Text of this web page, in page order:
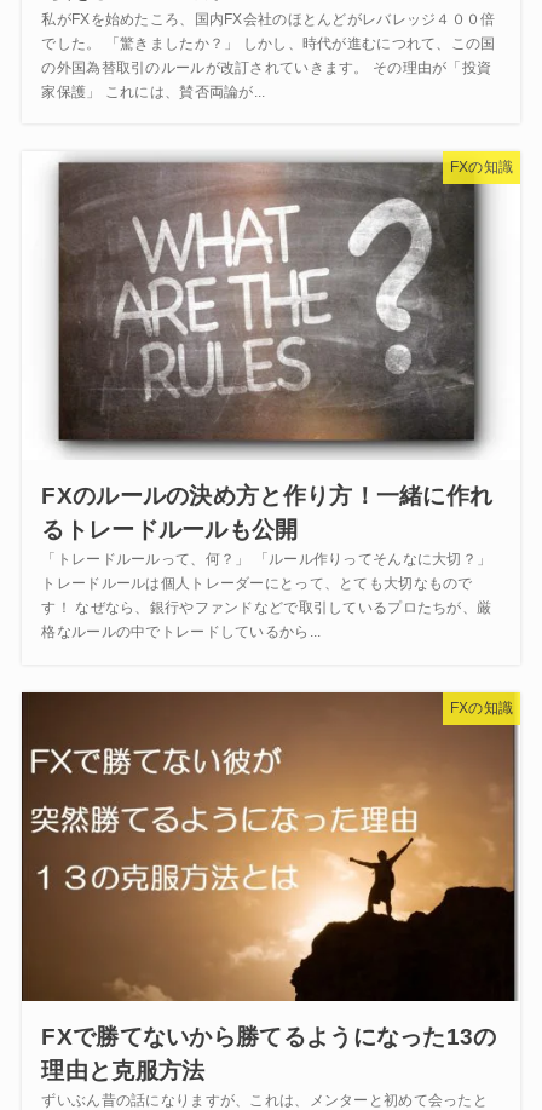
私がFXを始めたころ、国内FX会社のほとんどがレバレッジ４００倍
でした。 「驚きましたか？」 しかし、時代が進むにつれて、この国
の外国為替取引のルールが改訂されていきます。 その理由が「投資
家保護」 これには、賛否両論が...
FXの知識
FXのルールの決め方と作り方！一緒に作れ
るトレードルールも公開
「トレードルールって、何？」 「ルール作りってそんなに大切？」
トレードルールは個人トレーダーにとって、とても大切なもので
す！ なぜなら、銀行やファンドなどで取引しているプロたちが、厳
格なルールの中でトレードしているから...
FXの知識
FXで勝てないから勝てるようになった13の
理由と克服方法
ずいぶん昔の話になりますが、これは、メンターと初めて会ったと